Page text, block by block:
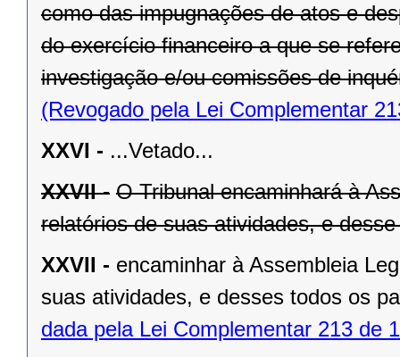
como das impugnações de atos e
do exercício financeiro a que se
investigação e/ou comissões de
(Revogado pela Lei Complementar
XXVI - ...Vetado...
XXVII - O Tribunal encaminhará à
relatórios de suas atividades, e
XXVII - encaminhar à Assembleia
suas atividades, e desses todos os
dada pela Lei Complementar 213 de